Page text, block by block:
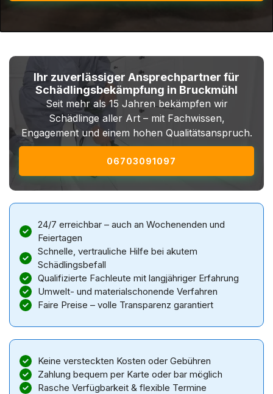
Ihr zuverlässiger Ansprechpartner für
Schädlingsbekämpfung in Bruckmühl
Seit mehr als 15 Jahren bekämpfen wir
Schädlinge aller Art – mit Fachwissen,
Engagement und einem hohen Qualitätsanspruch.
06703091097
24/7 erreichbar – auch an Wochenenden und
Feiertagen
Schnelle, vertrauliche Hilfe bei akutem
Schädlingsbefall
Qualifizierte Fachleute mit langjähriger Erfahrung
Umwelt- und materialschonende Verfahren
Faire Preise – volle Transparenz garantiert
Keine versteckten Kosten oder Gebühren
Zahlung bequem per Karte oder bar möglich
Rasche Verfügbarkeit & flexible Termine